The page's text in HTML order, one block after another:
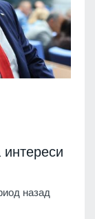
назад